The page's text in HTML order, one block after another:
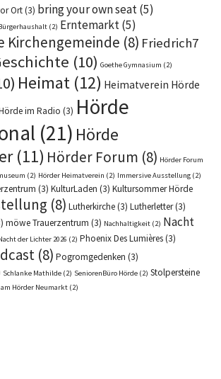
Ort(3) bring your own seat(5)
(2) Erntemarkt(5)
Kirchengemeinde (8) Friedrich7
(10) Goethe Gymnasium (2)
Heimat (12) Heimatverein Hörde
im Radio (3) Hörde
(21) Hörde
(11) Hörder Forum (8) Hörder Forum
(2) Hörder Heimatverein (2) Immersive Ausstellung (2)
(3) KulturLaden (3) Kultursommer Hörde
(8) Lutherkirche(3) Lutherletter(3)
möwe Trauerzentrum (3) Nachhaltigkeit (2) Nacht
der Lichter 2026 (2) Phoenix Des Lumières(3)
(8) Pogromgedenken (3)
Schlanke Mathilde (2) SeniorenBüro Hörde (2) Stolpersteine
Hörder Neumarkt (2)